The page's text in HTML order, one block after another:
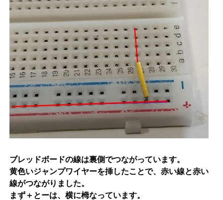
ブレッドボードの線は裏側でつながっています。
黄色いジャンプワイヤーを挿したことで、赤い線と赤い
線がつながりました。
まず＋とーは、横に栂なっています。